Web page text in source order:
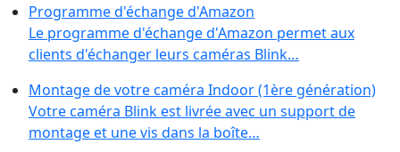
Programme d'échange d'Amazon
Le programme d'échange d'Amazon permet aux
clients d'échanger leurs caméras Blink…
Montage de votre caméra Indoor (1ère génération)
Votre caméra Blink est livrée avec un support de
montage et une vis dans la boîte…